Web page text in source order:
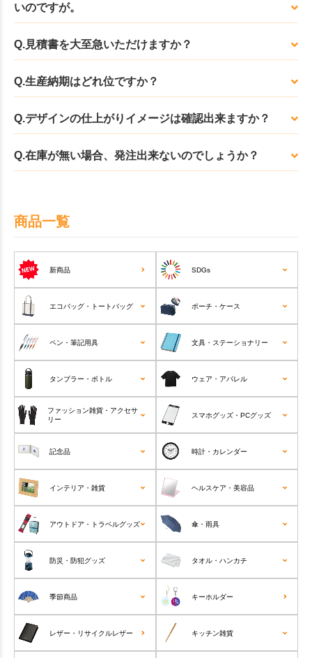
いのですが。
Q.見積書を大至急いただけますか？
Q.生産納期はどれ位ですか？
Q.デザインの仕上がりイメージは確認出来ますか？
Q.在庫が無い場合、発注出来ないのでしょうか？
商品一覧
新商品 SDGs
エコバッグ・トートバッグ ポーチ・ケース
ペン・筆記用具 文具・ステーショナリー
タンブラー・ボトル ウェア・アパレル
ファッション雑貨・アクセサ
リー
スマホグッズ・PCグッズ
記念品 時計・カレンダー
インテリア・雑貨 ヘルスケア・美容品
アウトドア・トラベルグッズ 傘・雨具
防災・防犯グッズ タオル・ハンカチ
季節商品 キーホルダー
レザー・リサイクルレザー キッチン雑貨